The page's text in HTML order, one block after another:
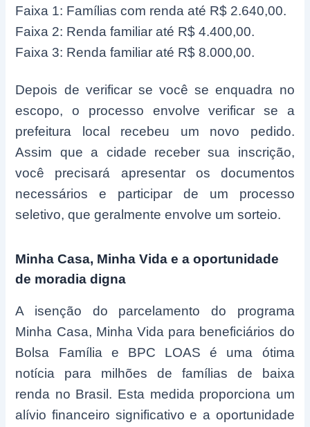
Faixa 1: Famílias com renda até R$ 2.640,00.
Faixa 2: Renda familiar até R$ 4.400,00.
Faixa 3: Renda familiar até R$ 8.000,00.
Depois de verificar se você se enquadra no
escopo, o processo envolve verificar se a
prefeitura local recebeu um novo pedido.
Assim que a cidade receber sua inscrição,
você precisará apresentar os documentos
necessários e participar de um processo
seletivo, que geralmente envolve um sorteio.
Minha Casa, Minha Vida e a oportunidade
de moradia digna
A isenção do parcelamento do programa
Minha Casa, Minha Vida para beneficiários do
Bolsa Família e BPC LOAS é uma ótima
notícia para milhões de famílias de baixa
renda no Brasil. Esta medida proporciona um
alívio financeiro significativo e a oportunidade